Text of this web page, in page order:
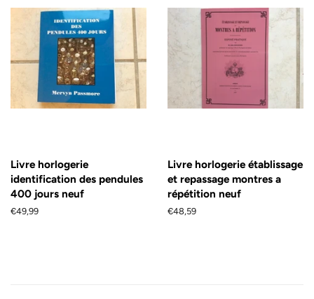
Livre horlogerie
identification des pendules
400 jours neuf
Prix
€49,99
Livre horlogerie établissage
et repassage montres a
répétition neuf
Prix
€48,59